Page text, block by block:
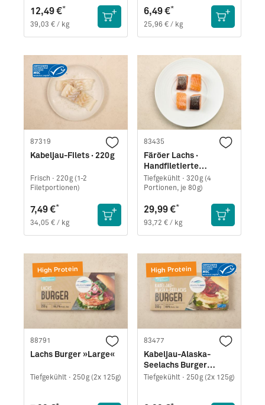
12,49 €*
39,03 € / kg
6,49 €*
25,96 € / kg
87319
Kabeljau-Filets · 220g
Frisch · 220g (1-2
Filetportionen)
7,49 €*
34,05 € / kg
83435
Färöer Lachs ·
Handfiletierte
Portionen · TK
Tiefgekühlt · 320g (4
Portionen, je 80g)
29,99 €*
93,72 € / kg
High Protein
88791
Lachs Burger »Large«
Tiefgekühlt · 250g (2x 125g)
High Protein
83477
Kabeljau-Alaska-
Seelachs Burger
»Large«
Tiefgekühlt · 250g (2x 125g)